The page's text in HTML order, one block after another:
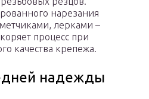
нарезания
лерками –
процесс при
качества крепежа.
надежды